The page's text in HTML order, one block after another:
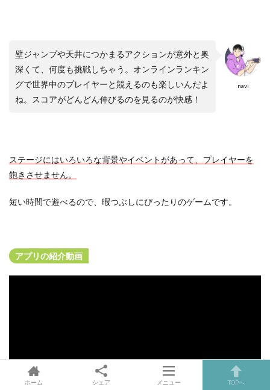
navi
壁ジャンプや天井につかまるアクションが意外と奥
深くて、何度も挑戦しちゃう。オンラインランキン
グで世界中のプレイヤーと競えるのも楽しいんだよ
ね。スコアがどんどん伸びるのを見るのが快感！
ステージにはいろいろな背景やイベントがあって、プレイヤーを
飽きさせません。
短い時間で遊べるので、暇つぶしにぴったりのゲームです。
アプリの紹介動画
ホーム シェア メニュー TOPへ